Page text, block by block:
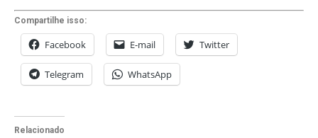
Compartilhe isso:
Facebook E-mail Twitter
Telegram WhatsApp
Relacionado